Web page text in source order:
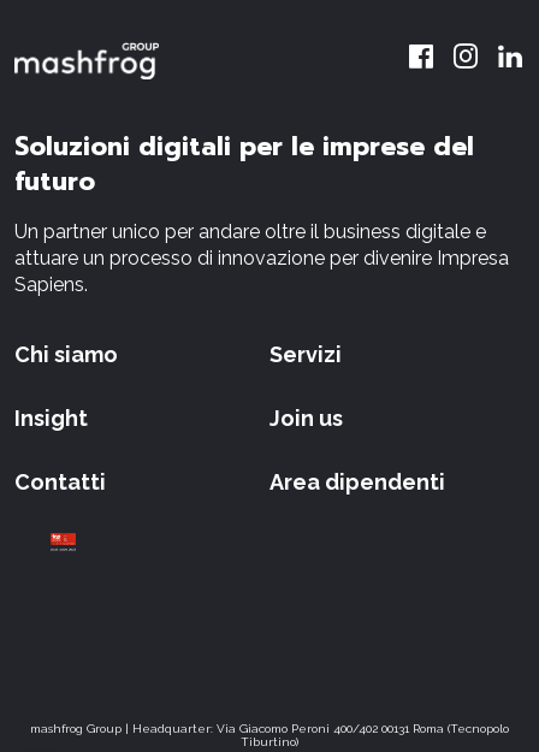
Soluzioni digitali per le imprese del
futuro
Un partner unico per andare oltre il business digitale e
attuare un processo di innovazione per divenire Impresa
Sapiens.
Chi siamo Servizi
Insight Join us
Contatti Area dipendenti
mashfrog Group | Headquarter: Via Giacomo Peroni 400/402 00131 Roma (Tecnopolo
Tiburtino)